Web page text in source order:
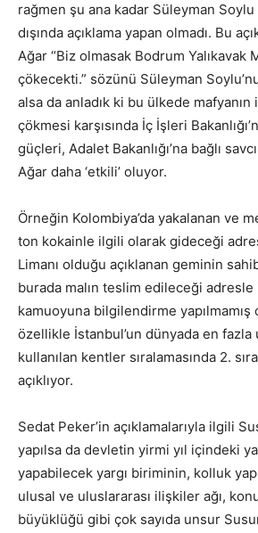
rağmen şu ana kadar Süleyman
dışında açıklama yapan olmadı. Bu
Ağar “Biz olmasak Bodrum Yalıkavak
çökecekti.” sözünü Süleyman
alsa da anladık ki bu ülkede mafyanın
çökmesi karşısında İç İşleri
güçleri, Adalet Bakanlığı’na bağlı
Ağar daha ‘etkili’ oluyor.
Örneğin Kolombiya’da yakalanan ve
ton kokainle ilgili olarak gideceği
Limanı olduğu açıklanan geminin
burada malın teslim edileceği
kamuoyuna bilgilendirme yapılmamış
özellikle İstanbul’un dünyada en
kullanılan kentler sıralamasında 2.
açıklıyor.
Sedat Peker’in açıklamalarıyla ilgili
yapılsa da devletin yirmi yıl içindeki
yapabilecek yargı biriminin, kolluk
ulusal ve uluslararası ilişkiler ağı,
büyüklüğü gibi çok sayıda unsur